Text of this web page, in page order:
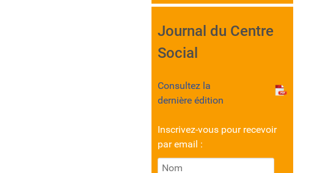
Journal du Centre
Social
Consultez la
dernière édition
Inscrivez-vous pour recevoir
par email :